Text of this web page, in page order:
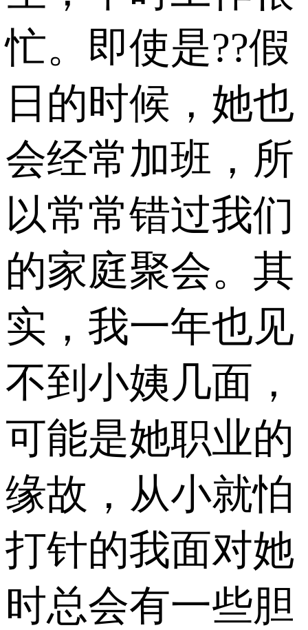
忙。即使是??假
日的时候，她也
会经常加班，所
以常常错过我们
的家庭聚会。其
实，我一年也见
不到小姨几面，
可能是她职业的
缘故，从小就怕
打针的我面对她
时总会有一些胆